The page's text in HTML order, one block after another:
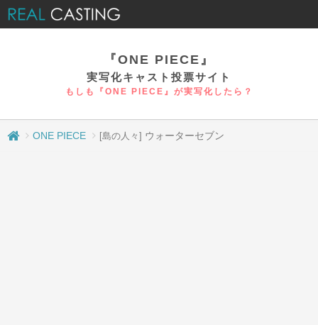
『ONE PIECE』
実写化キャスト投票サイト
もしも『ONE PIECE』が実写化したら？
ONE PIECE [島の人々] ウォーターセブン